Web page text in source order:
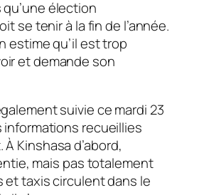
élection
se tenir à la fin de l’année.
estime qu’il est trop
et demande son
suivie ce mardi 23
informations recueillies
Kinshasa d’abord,
mais pas totalement
et taxis circulent dans le